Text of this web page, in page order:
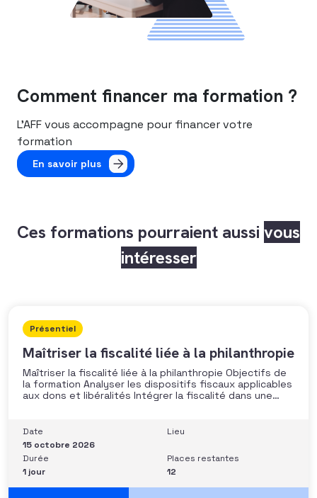
Comment financer ma formation ?
L’AFF vous accompagne pour financer votre
formation
En savoir plus
Ces formations pourraient aussi vous
intéresser
Présentiel
Maîtriser la fiscalité liée à la philanthropie
Maîtriser la fiscalité liée à la philanthropie Objectifs de
la formation Analyser les dispositifs fiscaux applicables
aux dons et libéralités Intégrer la fiscalité dans une
situations nécessitant un arbitrage juridique
Compétences et aptitudes Comprendre les régimes
Date
15 octobre 2026
Lieu
Durée
1 jour
Places restantes
12